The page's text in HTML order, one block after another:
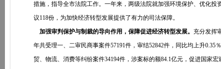
措施，指导全市法院工作。一年来，两级法院就加强环境保护、优化
议118份，为加快经济转型发展提供了有力的司法保障。
加强审判保护与制裁的导向作用，保障促进经济转型发展。 充分发挥
年共受理一、二审民商事案件57191件，审结52842件，同比均上升
贸、物流、消费等纠纷案件34194件，涉案标的额84.1亿元，促进国家